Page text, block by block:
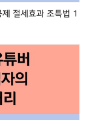
절세효과 조특법 1